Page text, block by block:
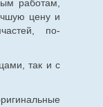
работам,
цену и
по-
так и с